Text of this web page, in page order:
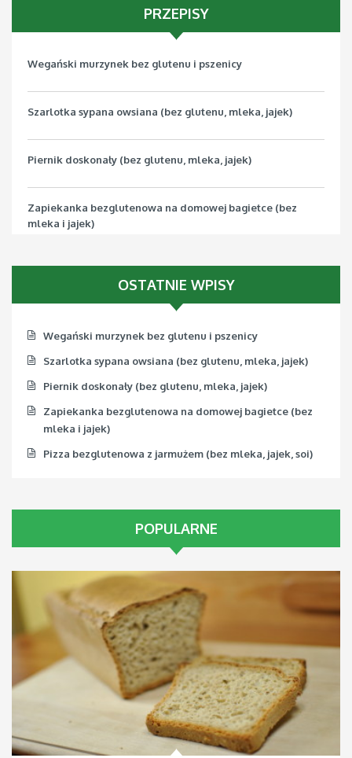
PRZEPISY
Wegański murzynek bez glutenu i pszenicy
Szarlotka sypana owsiana (bez glutenu, mleka, jajek)
Piernik doskonały (bez glutenu, mleka, jajek)
Zapiekanka bezglutenowa na domowej bagietce (bez
mleka i jajek)
OSTATNIE WPISY
Wegański murzynek bez glutenu i pszenicy
Szarlotka sypana owsiana (bez glutenu, mleka, jajek)
Piernik doskonały (bez glutenu, mleka, jajek)
Zapiekanka bezglutenowa na domowej bagietce (bez
mleka i jajek)
Pizza bezglutenowa z jarmużem (bez mleka, jajek, soi)
POPULARNE